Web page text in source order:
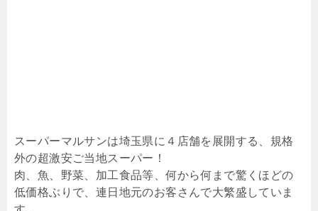
スーパーマルサンは埼玉県に４店舗を展開する、規格
外の超激安ご当地スーパー！
肉、魚、野菜、加工食品等、何から何まで驚くほどの
低価格ぶりで、連日地元のお客さんで大繁盛していま